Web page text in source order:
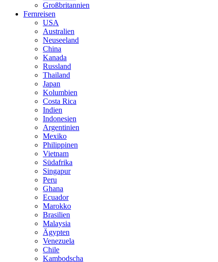
Großbritannien
Fernreisen
USA
Australien
Neuseeland
China
Kanada
Russland
Thailand
Japan
Kolumbien
Costa Rica
Indien
Indonesien
Argentinien
Mexiko
Philippinen
Vietnam
Südafrika
Singapur
Peru
Ghana
Ecuador
Marokko
Brasilien
Malaysia
Ägypten
Venezuela
Chile
Kambodscha